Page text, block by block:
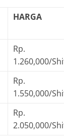
HARGA
Rp.
1.260,000/
Rp.
1.550,000/
Rp.
2.050,000/